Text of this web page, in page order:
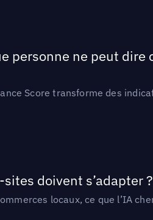
personne ne peut dire
Score transforme des
doivent s’adapter ?
locaux, ce que l’IA